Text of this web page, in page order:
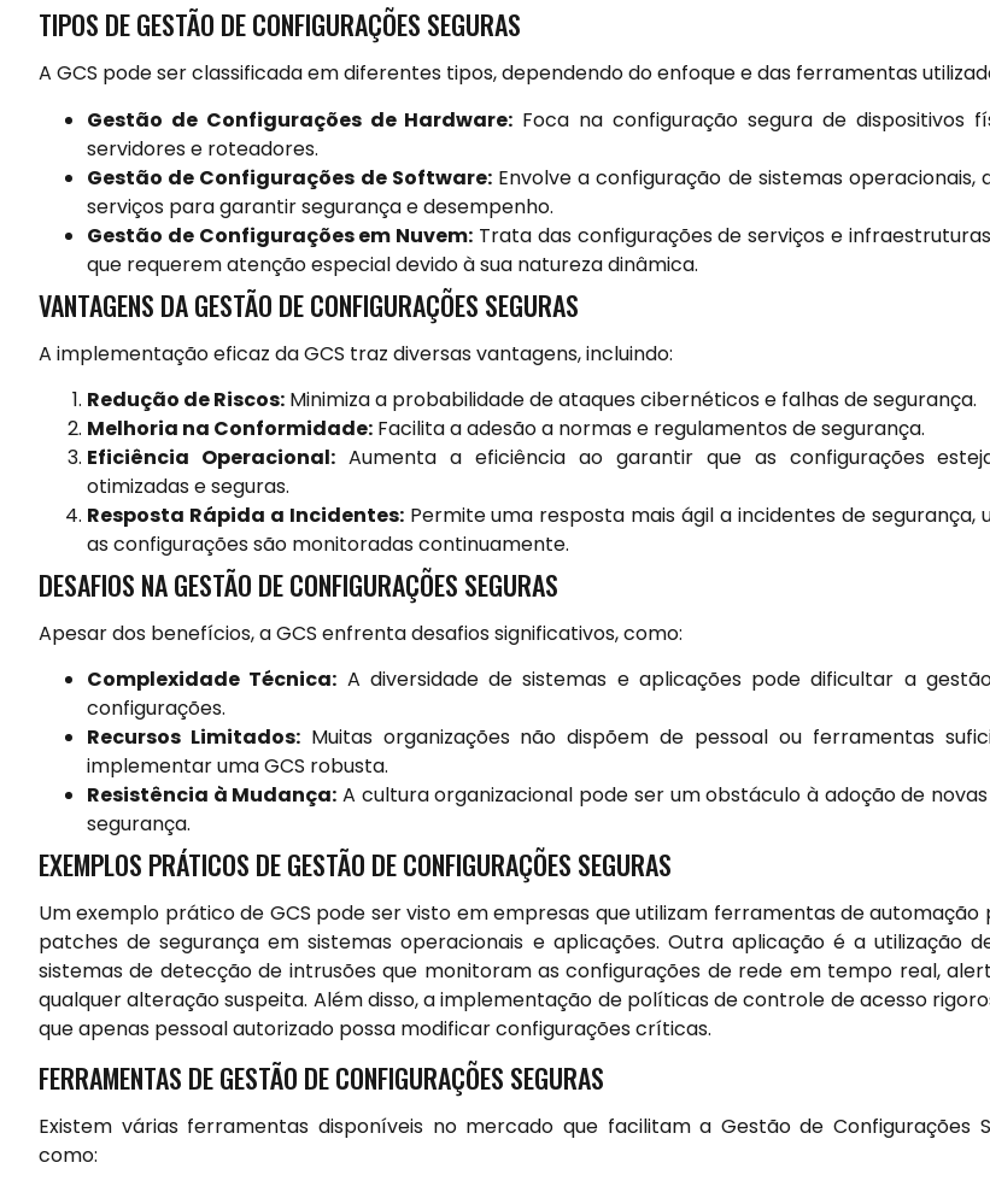
TIPOS DE GESTÃO DE CONFIGURAÇÕES SEGURAS
A GCS pode ser classificada em diferentes tipos, dependendo do enfoque e das ferramentas
Gestão de Configurações de Hardware: Foca na configuração segura de dispositivos
servidores e roteadores.
Gestão de Configurações de Software:Envolve a configuração de sistemas operacionais,
serviços para garantir segurança e desempenho.
Gestão de Configurações em Nuvem: Trata das configurações de serviços e
que requerem atenção especial devido à sua natureza dinâmica.
VANTAGENS DA GESTÃO DE CONFIGURAÇÕES SEGURAS
A implementação eficaz da GCS traz diversas vantagens, incluindo:
Redução de Riscos: Minimiza a probabilidade de ataques cibernéticos e falhas de segurança.
Melhoria na Conformidade: Facilita a adesão a normas e regulamentos de segurança.
Eficiência Operacional:Aumenta a eficiência ao garantir que as configurações
otimizadas e seguras.
Resposta Rápida a Incidentes:Permite uma resposta mais ágil a incidentes de segurança,
as configurações são monitoradas continuamente.
DESAFIOS NA GESTÃO DE CONFIGURAÇÕES SEGURAS
Apesar dos benefícios, a GCS enfrenta desafios significativos, como:
Complexidade Técnica: A diversidade de sistemas e aplicações pode dificultar a
configurações.
Recursos Limitados:Muitas organizações não dispõem de pessoal ou ferramentas
implementar uma GCS robusta.
Resistência à Mudança: A cultura organizacional pode ser um obstáculo à adoção de
segurança.
EXEMPLOS PRÁTICOS DE GESTÃO DE CONFIGURAÇÕES SEGURAS
Um exemplo prático de GCS pode ser visto em empresas que utilizam ferramentas de automação
patches de segurança em sistemas operacionais e aplicações. Outra aplicação é a utilização
sistemas de detecção de intrusões que monitoram as configurações de rede em tempo real,
qualquer alteração suspeita. Além disso, a implementação de políticas de controle de acesso
que apenas pessoal autorizado possa modificar configurações críticas.
FERRAMENTAS DE GESTÃO DE CONFIGURAÇÕES SEGURAS
Existem várias ferramentas disponíveis no mercado que facilitam a Gestão de Configurações
como: